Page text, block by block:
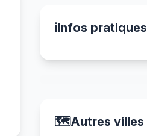
ℹ️Infos pratiques
🗺️Autres villes